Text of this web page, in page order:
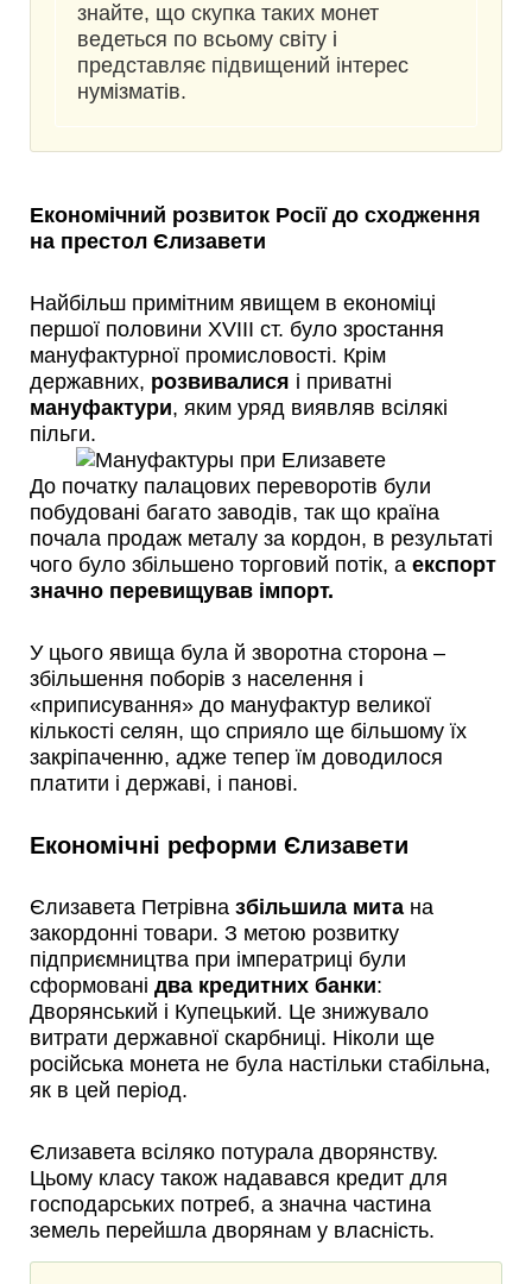
знайте, що скупка таких монет
ведеться по всьому світу і
представляє підвищений інтерес
нумізматів.
Економічний розвиток Росії до сходження
на престол Єлизавети
Найбільш примітним явищем в економіці
першої половини XVIII ст. було зростання
мануфактурної промисловості. Крім
державних, розвивалися і приватні
мануфактури, яким уряд виявляв всілякі
пільги.
До початку палацових переворотів були
побудовані багато заводів, так що країна
почала продаж металу за кордон, в результаті
чого було збільшено торговий потік, а експорт
значно перевищував імпорт.
У цього явища була й зворотна сторона –
збільшення поборів з населення і
«приписування» до мануфактур великої
кількості селян, що сприяло ще більшому їх
закріпаченню, адже тепер їм доводилося
платити і державі, і панові.
Економічні реформи Єлизавети
Єлизавета Петрівна збільшила мита на
закордонні товари. З метою розвитку
підприємництва при імператриці були
сформовані два кредитних банки:
Дворянський і Купецький. Це знижувало
витрати державної скарбниці. Ніколи ще
російська монета не була настільки стабільна,
як в цей період.
Єлизавета всіляко потурала дворянству.
Цьому класу також надавався кредит для
господарських потреб, а значна частина
земель перейшла дворянам у власність.